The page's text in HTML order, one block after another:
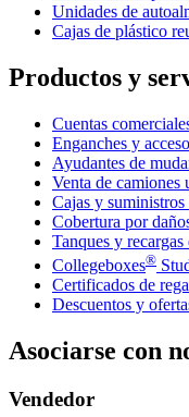
Unidades de
Cajas de plástico
Productos y
Cuentas
Enganches y
Ayudantes de
Venta de camiones
Cajas y suministros
Cobertura por
Tanques y
Collegeboxes®
Certificados de
Descuentos y
Asociarse con
Vendedor